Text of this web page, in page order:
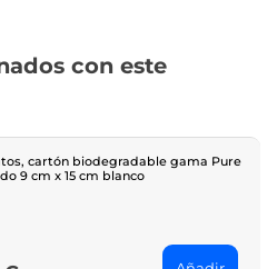
con este
cartón biodegradable gama Pure
9 cm x 15 cm blanco